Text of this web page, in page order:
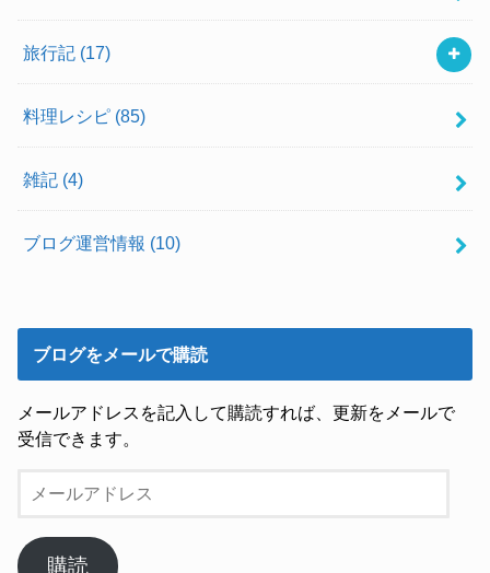
旅行記 (17)
料理レシピ (85)
雑記 (4)
ブログ運営情報 (10)
ブログをメールで購読
メールアドレスを記入して購読すれば、更新をメールで
受信できます。
ー
ア
購読